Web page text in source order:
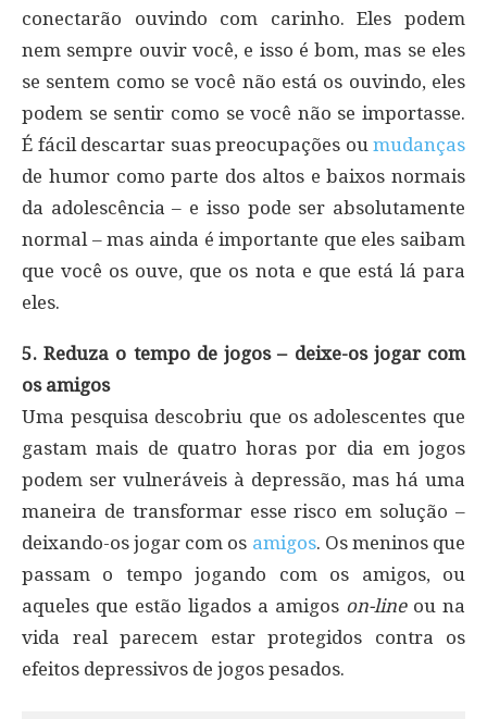
conectarão ouvindo com carinho. Eles podem
nem sempre ouvir você, e isso é bom, mas se eles
se sentem como se você não está os ouvindo, eles
podem se sentir como se você não se importasse.
É fácil descartar suas preocupações ou mudanças
de humor como parte dos altos e baixos normais
da adolescência – e isso pode ser absolutamente
normal – mas ainda é importante que eles saibam
que você os ouve, que os nota e que está lá para
eles.
5. Reduza o tempo de jogos – deixe-os jogar com
os amigos
Uma pesquisa descobriu que os adolescentes que
gastam mais de quatro horas por dia em jogos
podem ser vulneráveis ​​à depressão, mas há uma
maneira de transformar esse risco em solução –
deixando-os jogar com os amigos. Os meninos que
passam o tempo jogando com os amigos, ou
aqueles que estão ligados a amigos on-lineou na
vida real parecem estar protegidos contra os
efeitos depressivos de jogos pesados.